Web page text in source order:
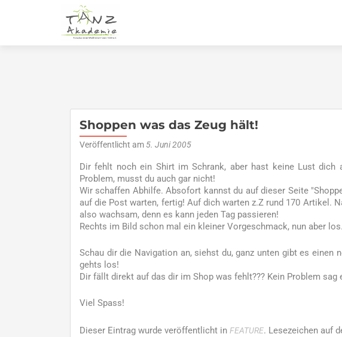
Shoppen was das Zeug hält!
Veröffentlicht am 5. Juni 2005
Dir fehlt noch ein Shirt im Schrank, aber hast keine Lust dich
Problem, musst du auch gar nicht!
Wir schaffen Abhilfe. Absofort kannst du auf dieser Seite
auf die Post warten, fertig! Auf dich warten z.Z rund 170 Artikel.
also wachsam, denn es kann jeden Tag passieren!
Rechts im Bild schon mal ein kleiner Vorgeschmack, nun aber
Schau dir die Navigation an, siehst du, ganz unten gibt es einen
gehts los!
Dir fällt direkt auf das dir im Shop was fehlt??? Kein Problem sag
Viel Spass!
Dieser Eintrag wurde veröffentlicht in FEATURE. Lesezeichen auf